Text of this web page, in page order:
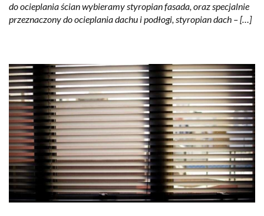
do ocieplania ścian wybieramy styropian fasada, oraz specjalnie
przeznaczony do ocieplania dachu i podłogi, styropian dach – […]